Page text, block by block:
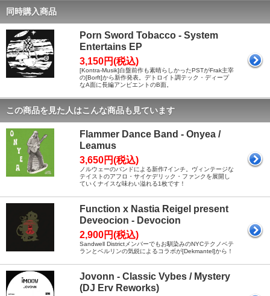
同時購入商品
Porn Sword Tobacco - System
Entertains EP
3,150円(税込)
[Kontra-Musik]白盤前作も素晴らしかったPSTがFrak主宰
の[Borft]から新作発表。デトロイト調テック・ディープ
なA面に長編アンビエントのB面。
この商品を見た人はこんな商品も見ています
Flammer Dance Band - Onyea /
Leamus
3,650円(税込)
ノルウェーのバンドによる新作7インチ。ヴィンテージな
テイストのアフロ・サイケデリック・ファンクを展開し
ていくナイスな味わい溢れる1枚です！
Function x Nastia Reigel present
Deveocion - Devocion
2,900円(税込)
Sandwell Districtメンバーでもお馴染みのNYCテクノベテ
ランとベルリンの気鋭によるコラボが[Dekmantel]から！
Jovonn - Classic Vybes / Mystery
(DJ Erv Reworks)